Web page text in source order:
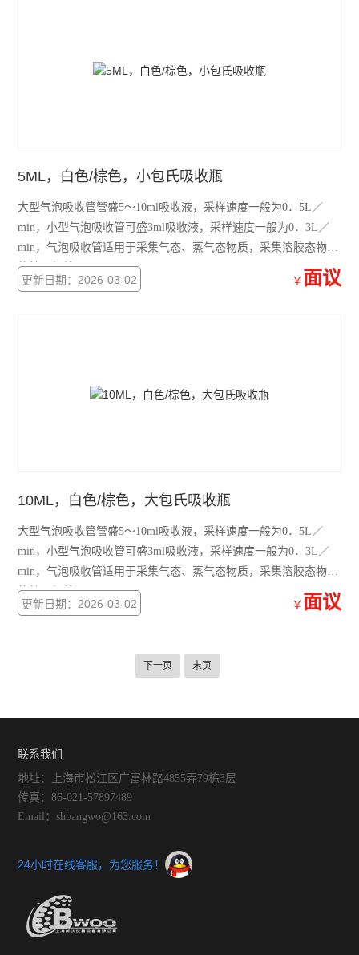
5ML，白色/棕色，小包氏吸收瓶
大型气泡吸收管管盛5～10ml吸收液，采样速度一般为0．5L／
min，小型气泡吸收管可盛3ml吸收液，采样速度一般为0．3L／
min，气泡吸收管适用于采集气态、蒸气态物质，采集溶胶态物质
的效果很差。
更新日期：2026-03-02 ￥ 面议
10ML，白色/棕色，大包氏吸收瓶
大型气泡吸收管管盛5～10ml吸收液，采样速度一般为0．5L／
min，小型气泡吸收管可盛3ml吸收液，采样速度一般为0．3L／
min，气泡吸收管适用于采集气态、蒸气态物质，采集溶胶态物质
的效果很差。
更新日期：2026-03-02 ￥ 面议
下一页 末页
联系我们
地址：上海市松江区广富林路4855弄79栋3层
传真：86-021-57897489
Email：shbangwo@163.com
24小时在线客服，为您服务！